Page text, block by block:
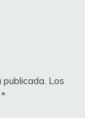
Los
*